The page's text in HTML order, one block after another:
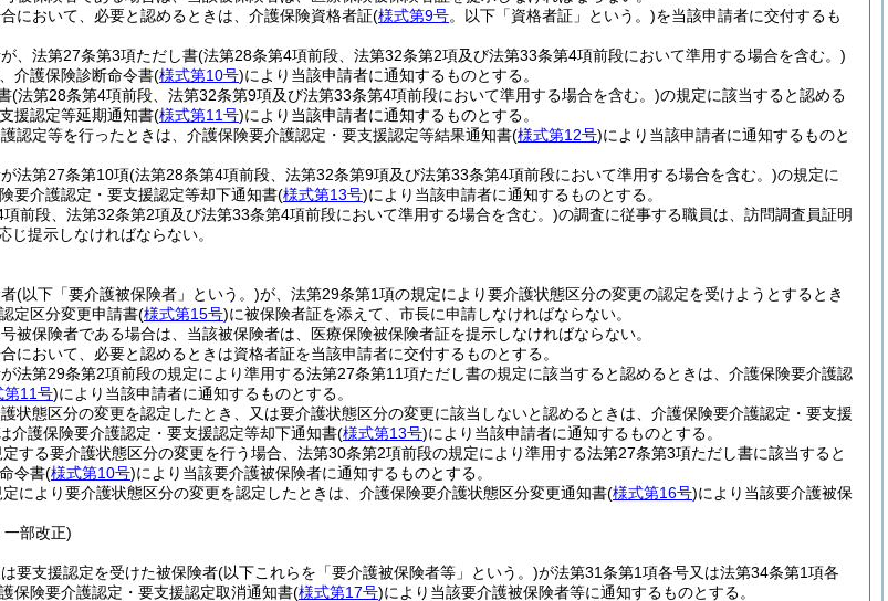
において、必要と認めるときは、介護保険資格者証(様式第9号。以下「資格者証」という。)を当該申請者に交付するも
、法第27条第3項ただし書(法第28条第4項前段、法第32条第2項及び法第33条第4項前段において準用する場合を含む。)
介護保険診断命令書(様式第10号)により当該申請者に通知するものとする。
(法第28条第4項前段、法第32条第9項及び法第33条第4項前段において準用する場合を含む。)の規定に該当すると認める
援認定等延期通知書(様式第11号)により当該申請者に通知するものとする。
認定等を行ったときは、介護保険要介護認定・要支援認定等結果通知書(様式第12号)により当該申請者に通知するものと
法第27条第10項(法第28条第4項前段、法第32条第9項及び法第33条第4項前段において準用する場合を含む。)の規定に
要介護認定・要支援認定等却下通知書(様式第13号)により当該申請者に通知するものとする。
前段、法第32条第2項及び法第33条第4項前段において準用する場合を含む。)の調査に従事する職員は、訪問調査員証明
じ提示しなければならない。
(以下「要介護被保険者」という。)が、法第29条第1項の規定により要介護状態区分の変更の認定を受けようとするとき
定区分変更申請書(様式第15号)に被保険者証を添えて、市長に申請しなければならない。
被保険者である場合は、当該被保険者は、医療保険被保険者証を提示しなければならない。
において、必要と認めるときは資格者証を当該申請者に交付するものとする。
法第29条第2項前段の規定により準用する法第27条第11項ただし書の規定に該当すると認めるときは、介護保険要介護認
第11号)により当該申請者に通知するものとする。
状態区分の変更を認定したとき、又は要介護状態区分の変更に該当しないと認めるときは、介護保険要介護認定・要支援
介護保険要介護認定・要支援認定等却下通知書(様式第13号)により当該申請者に通知するものとする。
する要介護状態区分の変更を行う場合、法第30条第2項前段の規定により準用する法第27条第3項ただし書に該当すると
令書(様式第10号)により当該要介護被保険者に通知するものとする。
により要介護状態区分の変更を認定したときは、介護保険要介護状態区分変更通知書(様式第16号)により当該要介護被保
部改正)
要支援認定を受けた被保険者(以下これらを「要介護被保険者等」という。)が法第31条第1項各号又は法第34条第1項各
保険要介護認定・要支援認定取消通知書(様式第17号)により当該要介護被保険者等に通知するものとする。